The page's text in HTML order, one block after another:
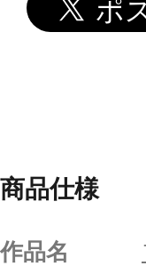
商品仕様
作品名